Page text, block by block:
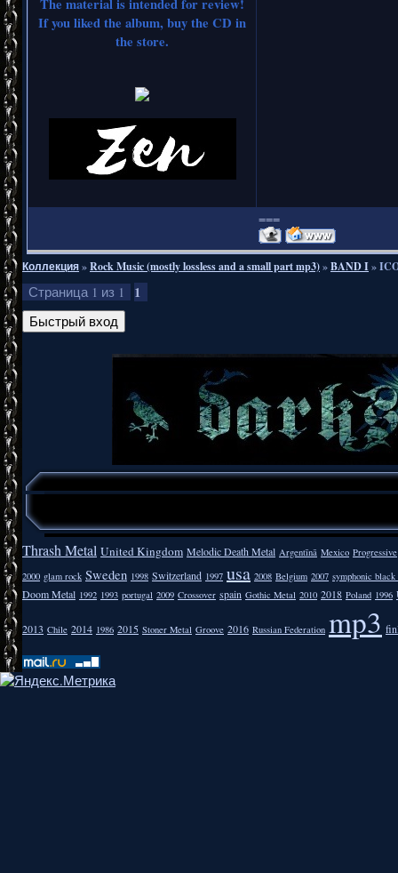
If you liked the album, buy the CD in
the store.
===
Коллекция»Rock Music (mostly lossless and a small part mp3)»BAND I»
Страница 1 из 1 1
Thrash Metal United Kingdom Melodic Death Metal Argentīnā Mexico Progressive
2000 glam rock Sweden 1998 Switzerland 1997 usa 2008 Belgium 2007 symphonic
Doom Metal 1992 1993 portugal 2009 Crossover spain Gothic Metal 2010 2018 Poland 1996
2013 Chile 2014 1986 2015 Stoner Metal Groove 2016 Russian Federation mp3